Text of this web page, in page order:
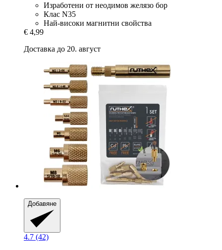
Изработени от неодимов желязо бор
Клас N35
Най-високи магнитни свойства
€ 4,99
Доставка до 20. август
Добавяне
4.7 (42)